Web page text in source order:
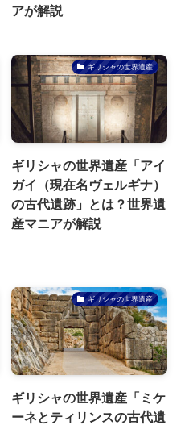
アが解説
ギリシャの世界遺産
ギリシャの世界遺産「アイ
ガイ（現在名ヴェルギナ）
の古代遺跡」とは？世界遺
産マニアが解説
ギリシャの世界遺産
ギリシャの世界遺産「ミケ
ーネとティリンスの古代遺